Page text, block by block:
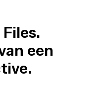
Files.
een